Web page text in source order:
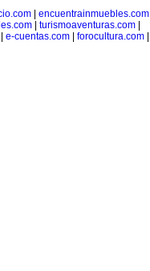
| encuentrainmuebles.com|
| turismoaventuras.com|
e-cuentas.com forocultura.com